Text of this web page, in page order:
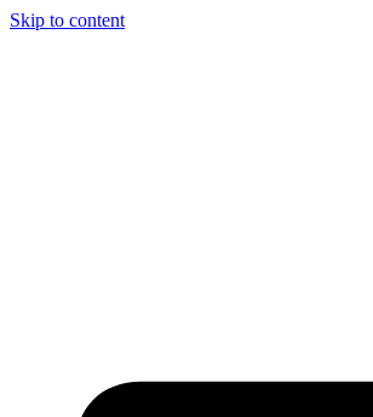
Skip to content